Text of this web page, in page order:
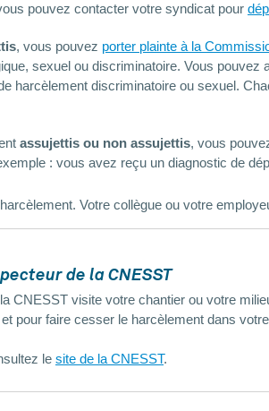
pouvez contacter votre syndicat pour
, vous pouvez porter plainte à la
sexuel ou discriminatoire. Vous pouvez
harcèlement discriminatoire ou sexuel.
assujettis ou non assujettis, vous
: vous avez reçu un diagnostic de
Votre collègue ou votre
de la CNESST
CNESST visite votre chantier ou votre
pour faire cesser le harcèlement dans
le site de la CNESST.